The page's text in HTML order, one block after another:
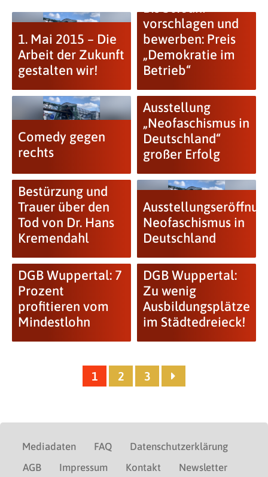
1. Mai 2015 – Die
Arbeit der Zukunft
gestalten wir!
vorschlagen und
bewerben: Preis
„Demokratie im
Betrieb“
Comedy gegen
rechts
Ausstellung
„Neofaschismus in
Deutschland“
großer Erfolg
Bestürzung und
Trauer über den
Tod von Dr. Hans
Kremendahl
Neofaschismus in
Deutschland
DGB Wuppertal: 7
Prozent
profitieren vom
Mindestlohn
DGB Wuppertal:
Zu wenig
Ausbildungsplätze
im Städtedreieck!
1 2 3
Mediadaten FAQ
Datenschutzerklärung
AGB
Impressum Kontakt Newsletter